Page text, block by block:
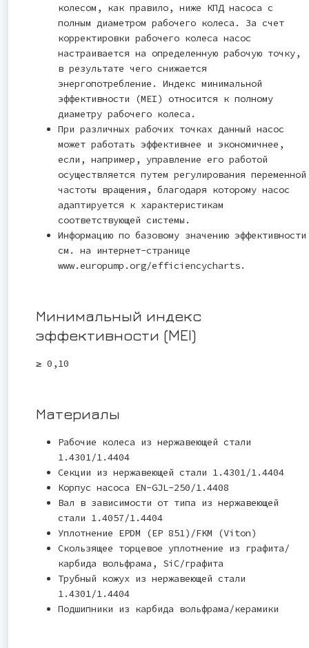
колесом, как правило, ниже КПД насоса с
полным диаметром рабочего колеса. За счет
корректировки рабочего колеса насос
настраивается на определенную рабочую точку,
в результате чего снижается
энергопотребление. Индекс минимальной
эффективности (MEI) относится к полному
диаметру рабочего колеса.
При различных рабочих точках данный насос
может работать эффективнее и экономичнее,
если, например, управление его работой
осуществляется путем регулирования переменной
частоты вращения, благодаря которому насос
адаптируется к характеристикам
соответствующей системы.
Информацию по базовому значению эффективности
см. на интернет-странице
www.europump.org/efficiencycharts.
Минимальный индекс
эффективности (MEI)
≥ 0,10
Материалы
Рабочие колеса из нержавеющей стали
1.4301/1.4404
Секции из нержавеющей стали 1.4301/1.4404
Корпус насоса EN-GJL-250/1.4408
Вал в зависимости от типа из нержавеющей
стали 1.4057/1.4404
Уплотнение EPDM (EP 851)/FKM (Viton)
Скользящее торцевое уплотнение из графита/
карбида вольфрама, SiC/графита
Трубный кожух из нержавеющей стали
1.4301/1.4404
Подшипники из карбида вольфрама/керамики